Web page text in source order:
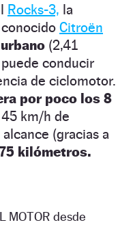
Rocks-3, la
Citroën
(2,41
conducir
de ciclomotor.
por poco los 8
km/h de
(gracias a
kilómetros.
MOTOR desde